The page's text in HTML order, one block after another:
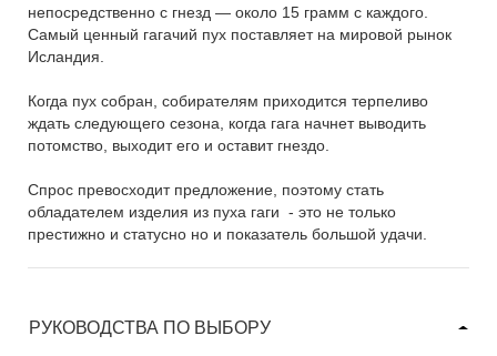
непосредственно с гнезд — около 15 грамм с каждого.
Самый ценный гагачий пух поставляет на мировой рынок
Исландия.
Когда пух собран, собирателям приходится терпеливо
ждать следующего сезона, когда гага начнет выводить
потомство, выходит его и оставит гнездо.
Спрос превосходит предложение, поэтому стать
обладателем изделия из пуха гаги - это не только
престижно и статусно но и показатель большой удачи.
РУКОВОДСТВА ПО ВЫБОРУ